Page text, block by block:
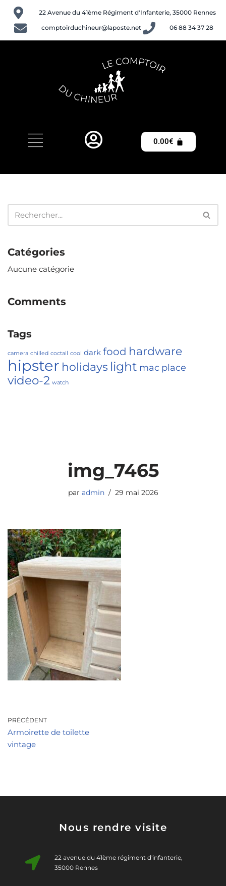
Aller
au
22 Avenue du 41ème Régiment d'Infanterie, 35000 Rennes
comptoirduchineur@laposte.net
06 88 34 37 28
0.00€
Catégories
Aucune catégorie
Comments
Tags
camera chilled coctail cool dark food hardware
hipster holidays light mac place
video-2 watch
img_7465
par admin 29 mai 2026
PRÉCÉDENT
Armoirette de toilette
vintage
Nous rendre visite
22 avenue du 41ème régiment d'infanterie,
35000 Rennes